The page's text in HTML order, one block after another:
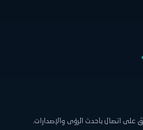
على اتصال بأحدث الرؤى والإصدارات.